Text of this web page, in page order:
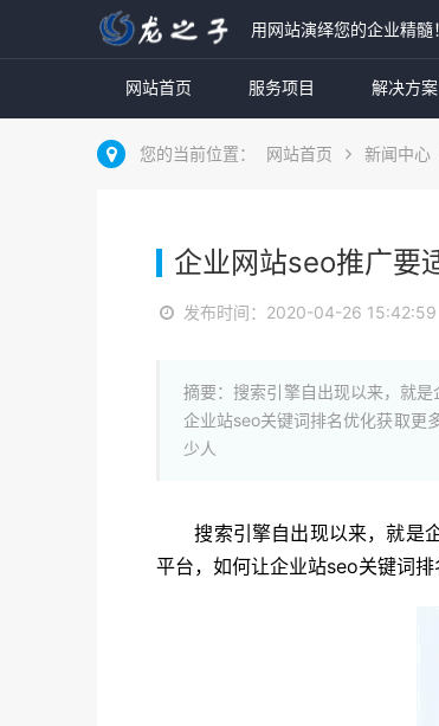
用网站演绎您的企业精髓！
网站首页 服务项目 解决方案
您的当前位置： 网站首页 新闻中心
企业网站seo推广要
发布时间：2020-04-26 15:42:59
摘要：搜索引擎自出现以来，就
企业站seo关键词排名优化获取更
少人
搜索引擎自出现以来，就是
平台，如何让企业站seo关键词